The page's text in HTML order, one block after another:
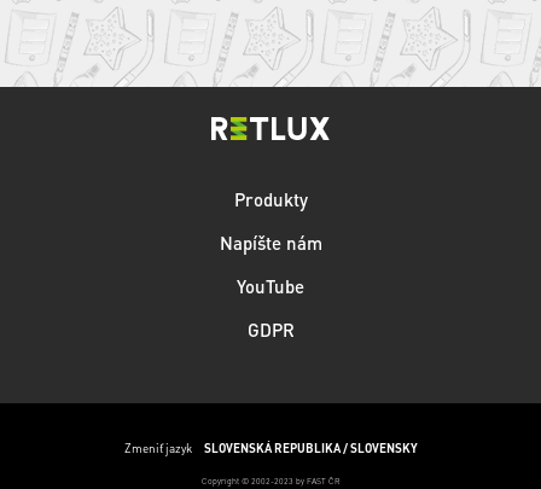
Produkty
Napíšte nám
YouTube
GDPR
Zmeniť jazyk SLOVENSKÁ REPUBLIKA / SLOVENSKY
Copyright © 2002-2023 by FAST ČR